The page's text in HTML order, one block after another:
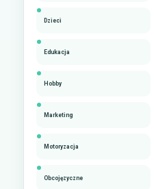
Dzieci
Edukacja
Hobby
Marketing
Motoryzacja
Obcojęzyczne